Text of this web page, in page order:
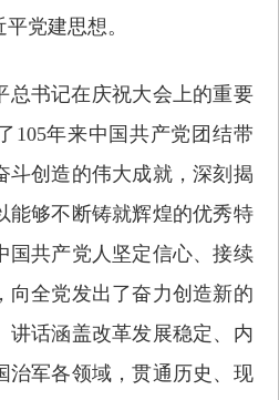
党建思想。
总书记在庆祝大会上的重要
105年来中国共产党团结带
斗创造的伟大成就，深刻揭
能够不断铸就辉煌的优秀特
国共产党人坚定信心、接续
向全党发出了奋力创造新的
讲话涵盖改革发展稳定、内
治军各领域，贯通历史、现